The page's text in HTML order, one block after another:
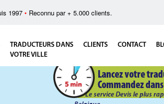
1997 • Reconnu par + 5.000 clients.
TRADUCTEURS DANS
VOTRE VILLE
CLIENTS CONTACT
Lancez votre
Commandez
Le service Devis le plus